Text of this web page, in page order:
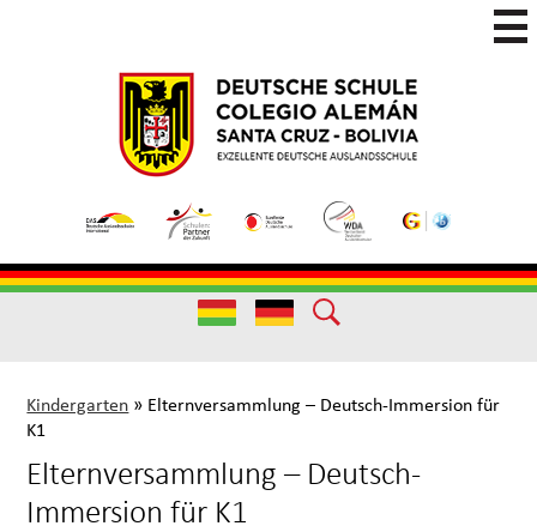
to
main
content
Colegio
Santa
Cruz
(German)
Colegio
de
Excelencia
Useful
Links
Useful
Kindergarten » Elternversammlung – Deutsch-Immersion für
K1
Elternversammlung – Deutsch-
Immersion für K1